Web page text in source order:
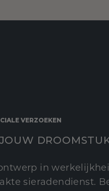
VERZOEKEN
in
sieradendienst.